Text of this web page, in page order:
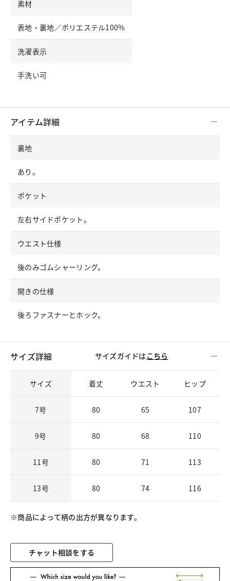
素材
表地・裏地／ポリエステル100%
洗濯表示
手洗い可
アイテム詳細
裏地
あり。
ポケット
左右サイドポケット。
ウエスト仕様
後のみゴムシャーリング。
開きの仕様
後ろファスナーとホック。
サイズ詳細 サイズガイドはこちら
サイズ 着丈 ウエスト ヒップ
7号 80 65 107
9号 80 68 110
11号 80 71 113
13号 80 74 116
※商品によって柄の出方が異なります。
チャット相談をする